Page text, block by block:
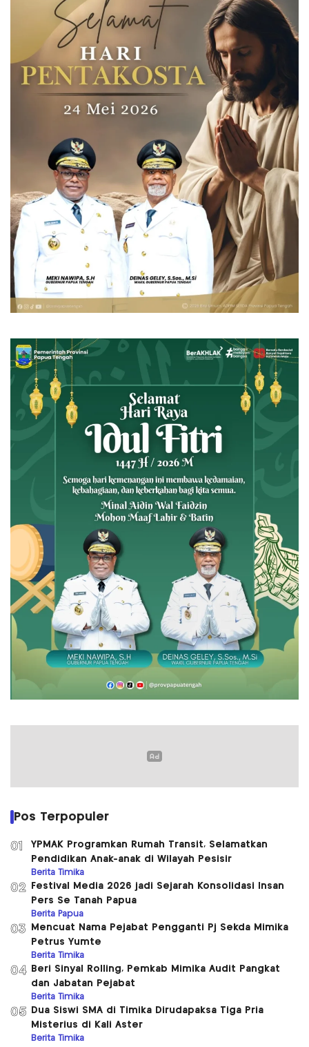
Pos Terpopuler
01
YPMAK Programkan Rumah Transit, Selamatkan
Pendidikan Anak-anak di Wilayah Pesisir
Berita Timika
02
Festival Media 2026 jadi Sejarah Konsolidasi Insan
Pers Se Tanah Papua
Berita Papua
03
Mencuat Nama Pejabat Pengganti Pj Sekda Mimika
Petrus Yumte
Berita Timika
04
Beri Sinyal Rolling, Pemkab Mimika Audit Pangkat
dan Jabatan Pejabat
Berita Timika
05
Dua Siswi SMA di Timika Dirudapaksa Tiga Pria
Misterius di Kali Aster
Berita Timika